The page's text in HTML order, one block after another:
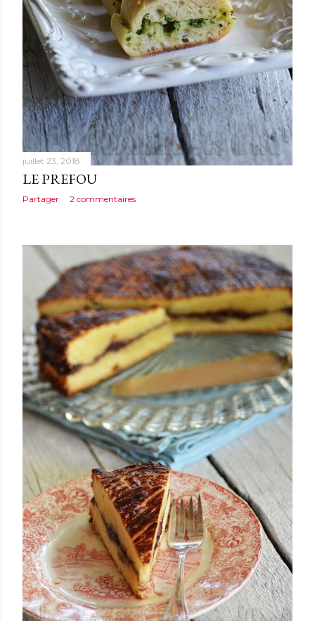
juillet 23, 2018
LE PREFOU
Partager 2 commentaires